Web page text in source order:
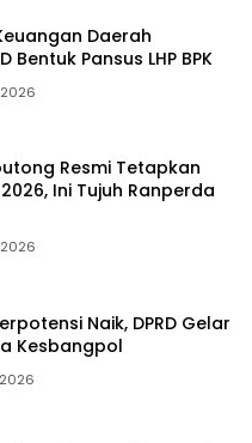
Daerah
Bentuk Pansus LHP BPK
Resmi Tetapkan
Ini Tujuh Ranperda
Naik, DPRD Gelar
Kesbangpol